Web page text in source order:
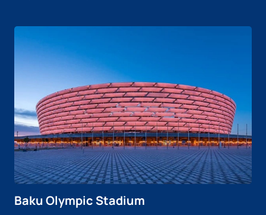
Baku Olympic Stadium